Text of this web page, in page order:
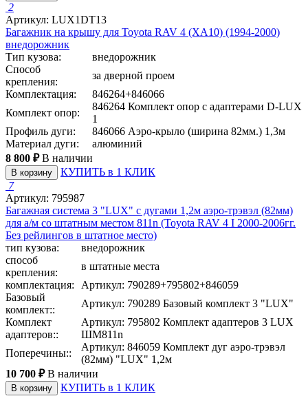
2
Артикул: LUX1DT13
Багажник на крышу для Toyota RAV 4 (XA10) (1994-2000)
внедорожник
Тип кузова:
внедорожник
Способ
крепления:
за дверной проем
Комплектация:
846264+846066
Комплект опор:
846264 Комплект опор с адаптерами D-LUX
1
Профиль дуги:
846066 Аэро-крыло (ширина 82мм.) 1,3м
Материал дуги:
алюминий
8 800 ₽ В наличии
В корзину
КУПИТЬ в 1 КЛИК
7
Артикул: 795987
Багажная система 3 "LUX" с дугами 1,2м аэро-трэвэл (82мм)
для а/м со штатным местом 811n (Toyota RAV 4 I 2000-2006гг.
Без рейлингов в штатное место)
тип кузова:
внедорожник
способ
крепления:
в штатные места
комплектация:
Артикул: 790289+795802+846059
Базовый
комплект::
Артикул: 790289 Базовый комплект 3 "LUX"
Комплект
адаптеров::
Артикул: 795802 Комплект адаптеров 3 LUX
ШМ811n
Поперечины::
Артикул: 846059 Комплект дуг аэро-трэвэл
(82мм) "LUX" 1,2м
10 700 ₽ В наличии
В корзину КУПИТЬ в 1 КЛИК